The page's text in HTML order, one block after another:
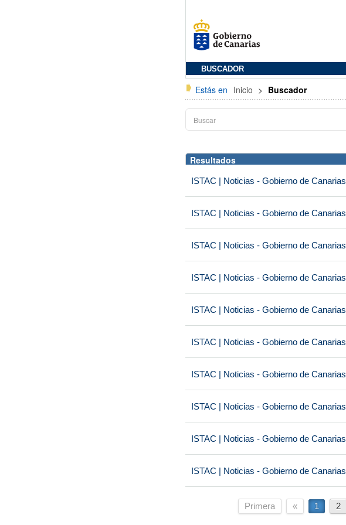
BUSCADOR
Estás en Inicio > Buscador
Resultados
ISTAC | Noticias - Gobierno de Canarias
ISTAC | Noticias - Gobierno de Canarias
ISTAC | Noticias - Gobierno de Canarias
ISTAC | Noticias - Gobierno de Canarias
ISTAC | Noticias - Gobierno de Canarias
ISTAC | Noticias - Gobierno de Canarias
ISTAC | Noticias - Gobierno de Canarias
ISTAC | Noticias - Gobierno de Canarias
ISTAC | Noticias - Gobierno de Canarias
ISTAC | Noticias - Gobierno de Canarias
Primera « 1 2